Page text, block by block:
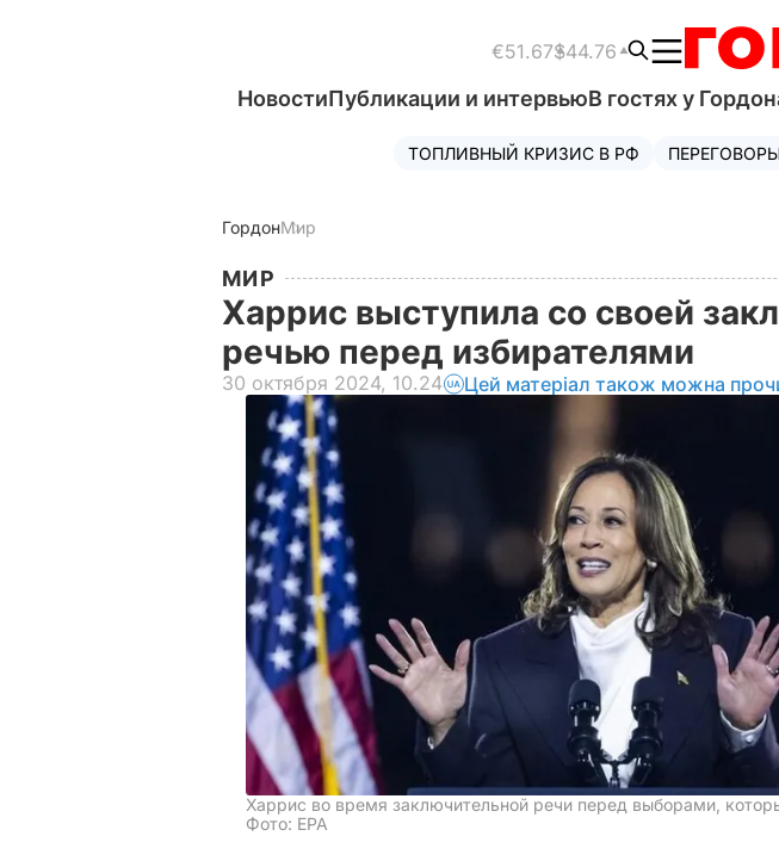
€51.67$44.76
НовостиПубликации и интервьюВ гостях у
ТОПЛИВНЫЙ КРИЗИС В РФ
ГордонМир
МИР
Харрис выступила со своей
речью перед избирателями
30 октября 2024, 10.24 Цей матеріал також можна
Харрис во время заключительной речи перед выборами,
Фото: EPA